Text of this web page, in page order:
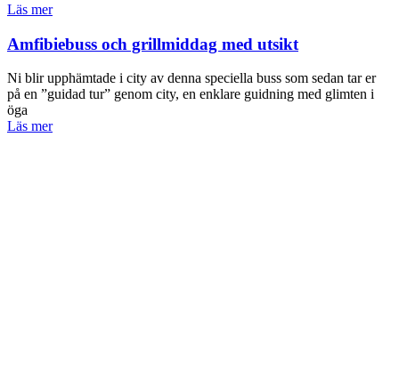
Läs mer
Amfibiebuss och grillmiddag med utsikt
Ni blir upphämtade i city av denna speciella buss som sedan tar er
på en ”guidad tur” genom city, en enklare guidning med glimten i
öga
Läs mer